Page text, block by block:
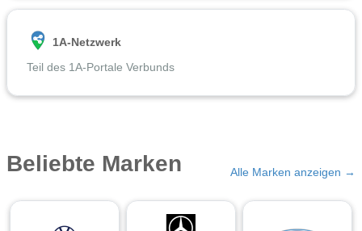
1A-Netzwerk
Teil des 1A-Portale Verbunds
Beliebte Marken Alle Marken anzeigen →